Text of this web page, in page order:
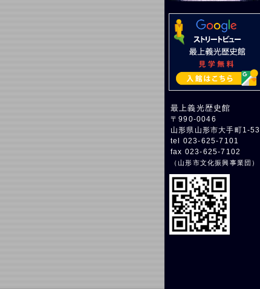
最上義光歴史館
〒990-0046
山形県山形市大手町1-53
tel 023-625-7101
fax 023-625-7102
（山形市文化振興事業団 ）